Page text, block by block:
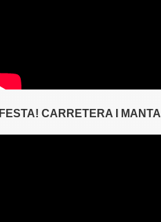
FESTA! CARRETERA I MANTA